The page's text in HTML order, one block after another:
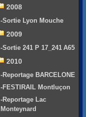
2008
-Sortie Lyon Mouche
2009
-Sortie 241 P 17_241 A65
2010
-Reportage BARCELONE
-FESTIRAIL Montluçon
-Reportage Lac
Monteynard